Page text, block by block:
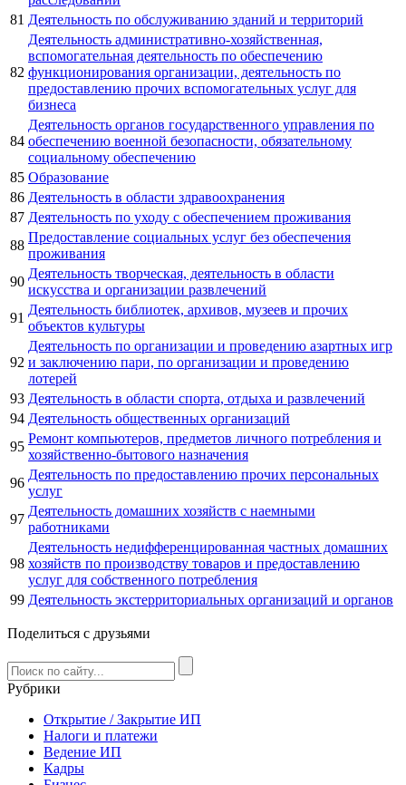
81 Деятельность по обслуживанию зданий и территорий
82
Деятельность административно-хозяйственная,
вспомогательная деятельность по обеспечению
функционирования организации, деятельность по
предоставлению прочих вспомогательных услуг для
бизнеса
84
Деятельность органов государственного управления по
обеспечению военной безопасности, обязательному
социальному обеспечению
85 Образование
86 Деятельность в области здравоохранения
87 Деятельность по уходу с обеспечением проживания
88
Предоставление социальных услуг без обеспечения
проживания
90
Деятельность творческая, деятельность в области
искусства и организации развлечений
91
Деятельность библиотек, архивов, музеев и прочих
объектов культуры
92
Деятельность по организации и проведению азартных игр
и заключению пари, по организации и проведению
лотерей
93 Деятельность в области спорта, отдыха и развлечений
94 Деятельность общественных организаций
95
Ремонт компьютеров, предметов личного потребления и
хозяйственно-бытового назначения
96
Деятельность по предоставлению прочих персональных
услуг
97
Деятельность домашних хозяйств с наемными
работниками
98
Деятельность недифференцированная частных домашних
хозяйств по производству товаров и предоставлению
услуг для собственного потребления
99 Деятельность экстерриториальных организаций и органов
Поделиться с друзьями
Рубрики
Открытие / Закрытие ИП
Налоги и платежи
Ведение ИП
Кадры